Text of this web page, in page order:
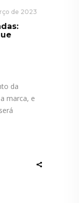
de 2023
da
marca, e